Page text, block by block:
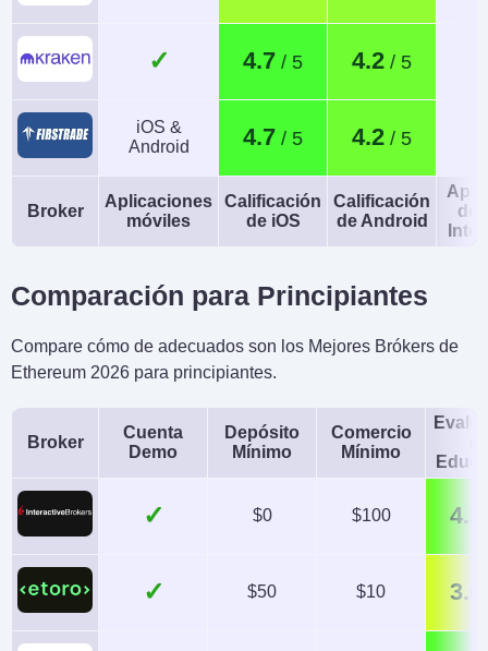
✓ 4.7 4.2
iOS &
Android
4.7 4.2
Broker
Aplicaciones
móviles
Calificación
de iOS
Calificación
de Android
de
Comparación para Principiantes
Compare cómo de adecuados son los Mejores Brókers de
Ethereum 2026 para principiantes.
Broker
Cuenta
Demo
Depósito
Mínimo
Comercio
Mínimo
✓ $0 $100 4.3
✓ $50 $10 3.0